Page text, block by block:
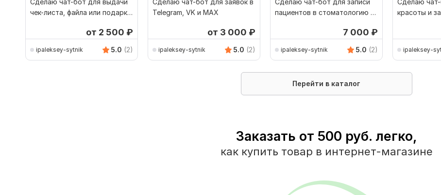
Сделаю чат-бот для выдачи
чек-листа, файла или подарка
от 2 500 ₽
ipaleksey-sytnik 5.0 (2)
Сделаю чат-бот для заявок в
Telegram, VK и MAX
от 3 000 ₽
ipaleksey-sytnik 5.0 (2)
Сделаю чат-бот для записи
пациентов в стоматологию -
7 000 ₽
ipaleksey-sytnik 5.0 (2)
Сделаю
красоты и
ipaleksey-
Перейти в каталог
Заказать от 500 руб. легко,
как купить товар в интернет-магазине